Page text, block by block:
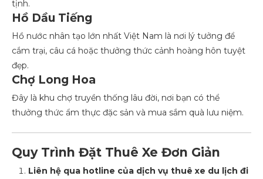
tịnh.
Hồ Dầu Tiếng
Hồ nước nhân tạo lớn nhất Việt Nam là nơi lý tưởng để
cắm trại, câu cá hoặc thưởng thức cảnh hoàng hôn tuyệt
đẹp.
Chợ Long Hoa
Đây là khu chợ truyền thống lâu đời, nơi bạn có thể
thưởng thức ẩm thực đặc sản và mua sắm quà lưu niệm.
Quy Trình Đặt Thuê Xe Đơn Giản
Liên hệ qua hotline của dịch vụ thuê xe du lịch đi